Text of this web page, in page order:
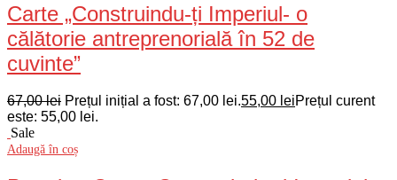
Carte „Construindu-ți Imperiul- o
călătorie antreprenorială în 52 de
cuvinte”
67,00lei Prețul inițial a fost: 67,00 lei.55,00 leiPrețul curent
este: 55,00 lei.
Sale
Adaugă în coș